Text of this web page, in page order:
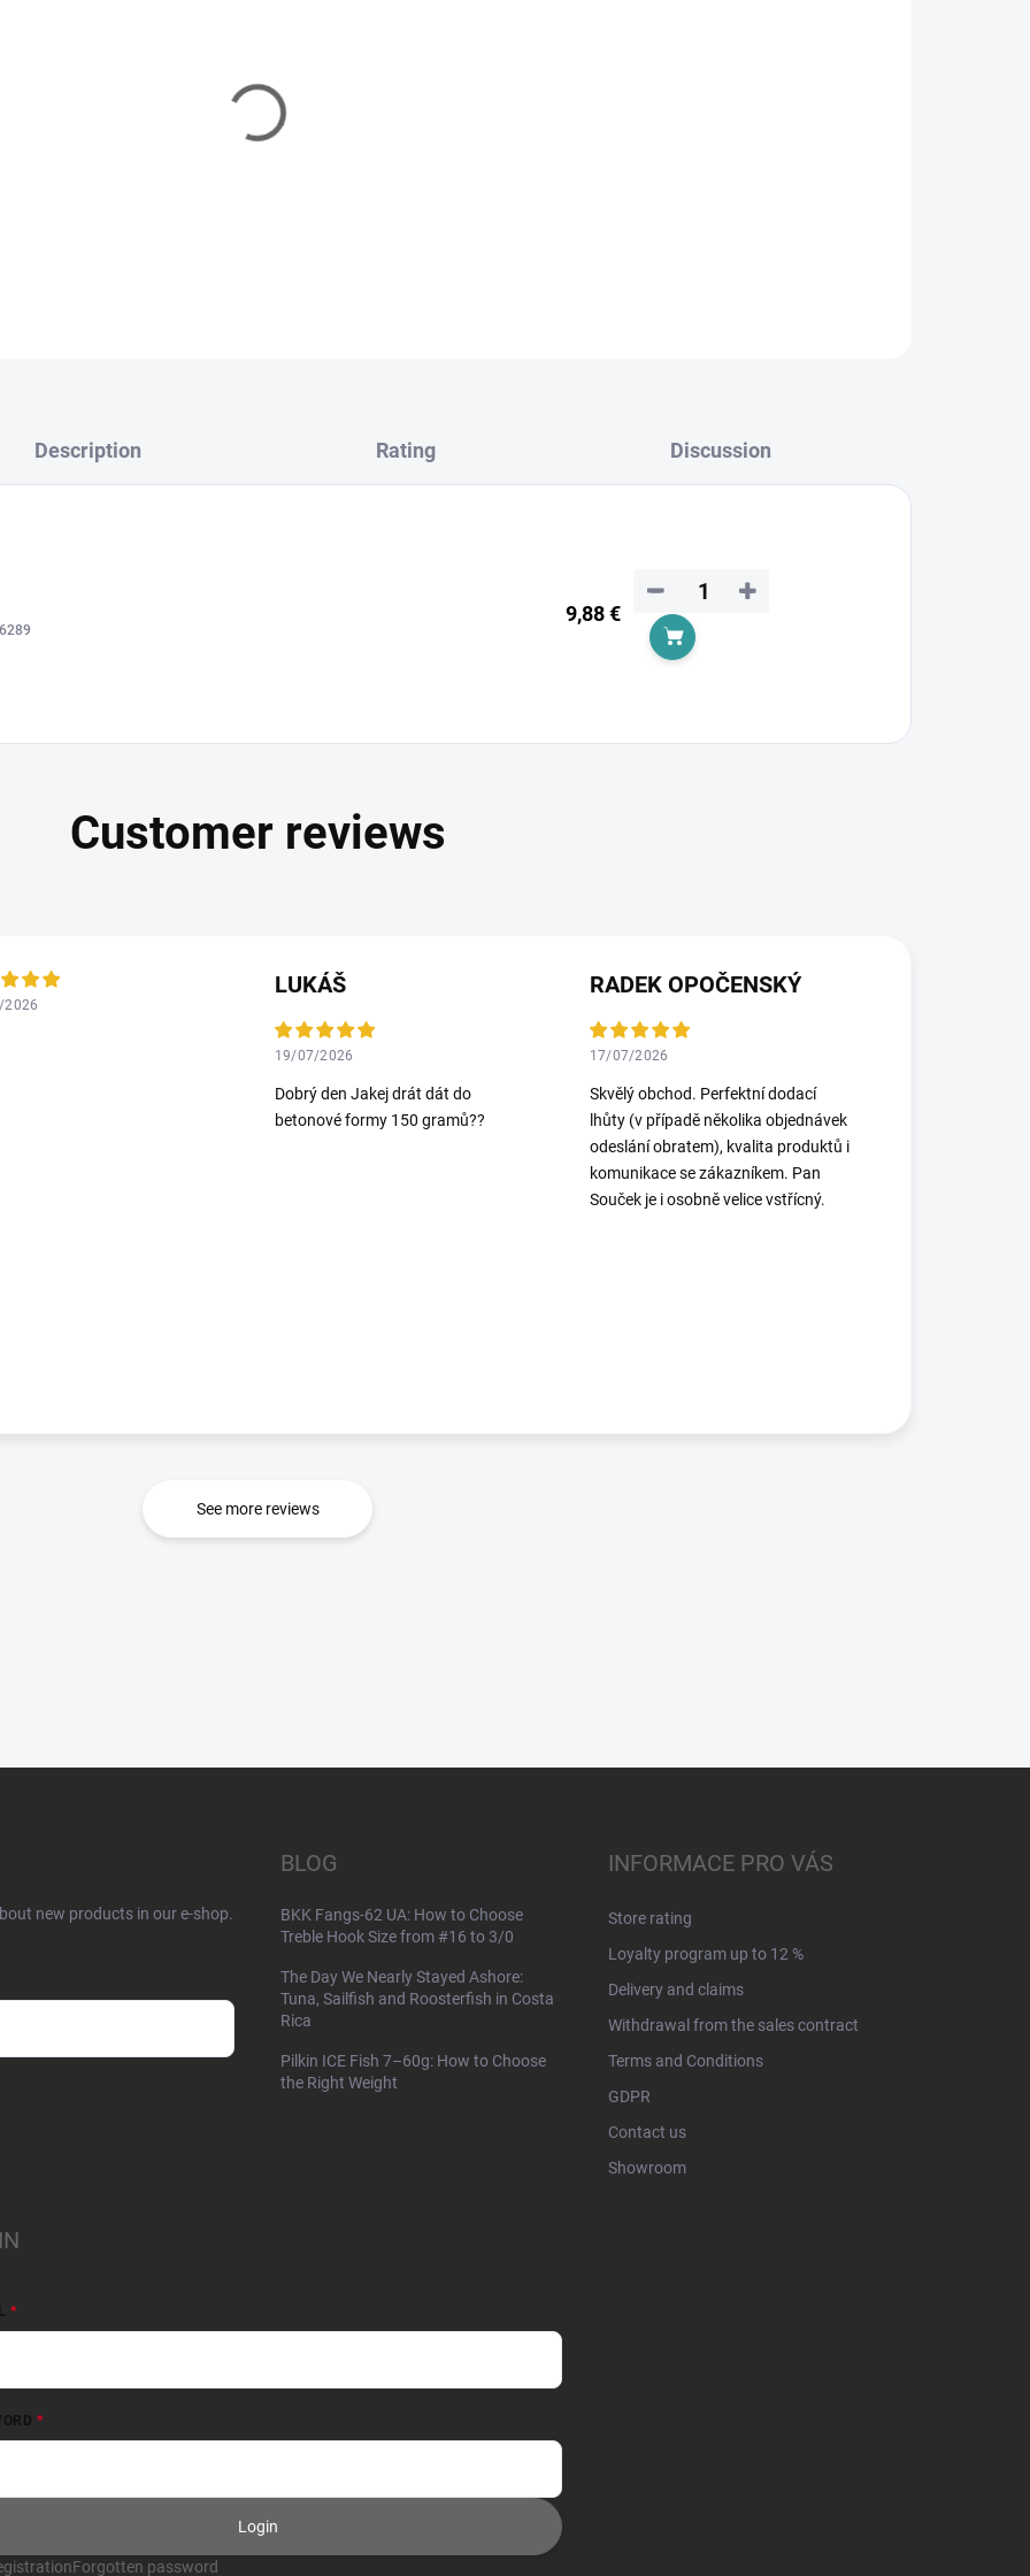
trout fishing
salmon rivers
Description Rating Discussion
9,88 €
+
−
Add to cart
LUKÁŠ
19/07/2026
Dobrý den Jakej drát dát do
betonové formy 150 gramů??
RADEK OPOČENSKÝ
17/07/2026
Skvělý obchod. Perfektní dodací
lhůty (v případě několika objednávek
odeslání obratem), kvalita produktů i
komunikace se zákazníkem. Pan
Souček je i osobně velice vstřícný.
See more reviews
new products in our e-shop.
BLOG
BKK Fangs-62 UA: How to Choose
Treble Hook Size from #16 to 3/0
The Day We Nearly Stayed Ashore:
Tuna, Sailfish and Roosterfish in Costa
Rica
Pilkin ICE Fish 7–60g: How to Choose
the Right Weight
INFORMACE PRO VÁS
Store rating
Loyalty program up to 12 %
Delivery and claims
Withdrawal from the sales contract
Terms and Conditions
GDPR
Contact us
Showroom
Login
Forgotten password